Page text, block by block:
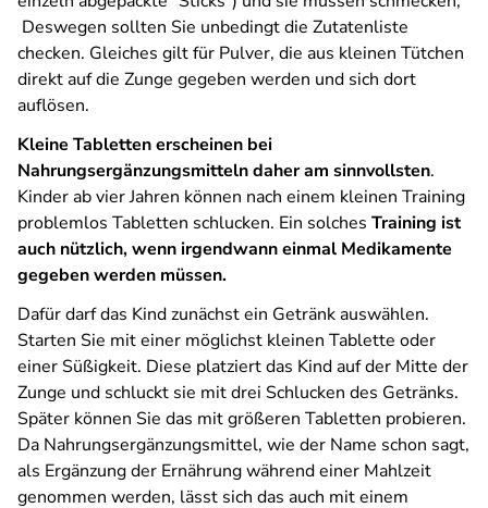
Deswegen sollten Sie unbedingt die Zutatenliste
checken. Gleiches gilt für Pulver, die aus kleinen Tütchen
direkt auf die Zunge gegeben werden und sich dort
auflösen.
Kleine Tabletten erscheinen bei
Nahrungsergänzungsmitteln daher am sinnvollsten.
Kinder ab vier Jahren können nach einem kleinen Training
problemlos Tabletten schlucken. Ein solches Training ist
auch nützlich, wenn irgendwann einmal Medikamente
gegeben werden müssen.
Dafür darf das Kind zunächst ein Getränk auswählen.
Starten Sie mit einer möglichst kleinen Tablette oder
einer Süßigkeit. Diese platziert das Kind auf der Mitte der
Zunge und schluckt sie mit drei Schlucken des Getränks.
Später können Sie das mit größeren Tabletten probieren.
Da Nahrungsergänzungsmittel, wie der Name schon sagt,
als Ergänzung der Ernährung während einer Mahlzeit
genommen werden, lässt sich das auch mit einem